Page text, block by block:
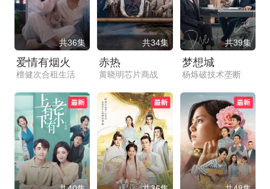
共36集
爱情有烟火
檀健次合租生活
共34集
赤热
黄晓明芯片商战
共39集
梦想城
杨烁破技术垄断